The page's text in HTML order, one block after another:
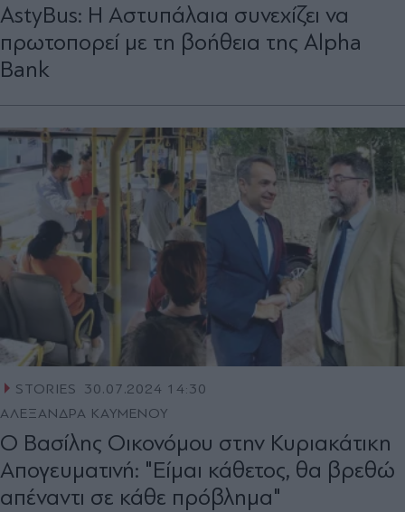
AstyBus: Η Αστυπάλαια συνεχίζει να
πρωτοπορεί με τη βοήθεια της Alpha
Bank
STORIES
30.07.2024 14:30
ΑΛΕΞΑΝΔΡΑ ΚΑΥΜΕΝΟΥ
Ο Βασίλης Οικονόµου στην Κυριακάτικη
Απογευµατινή: "Είµαι κάθετος, θα βρεθώ
απέναντι σε κάθε πρόβληµα"